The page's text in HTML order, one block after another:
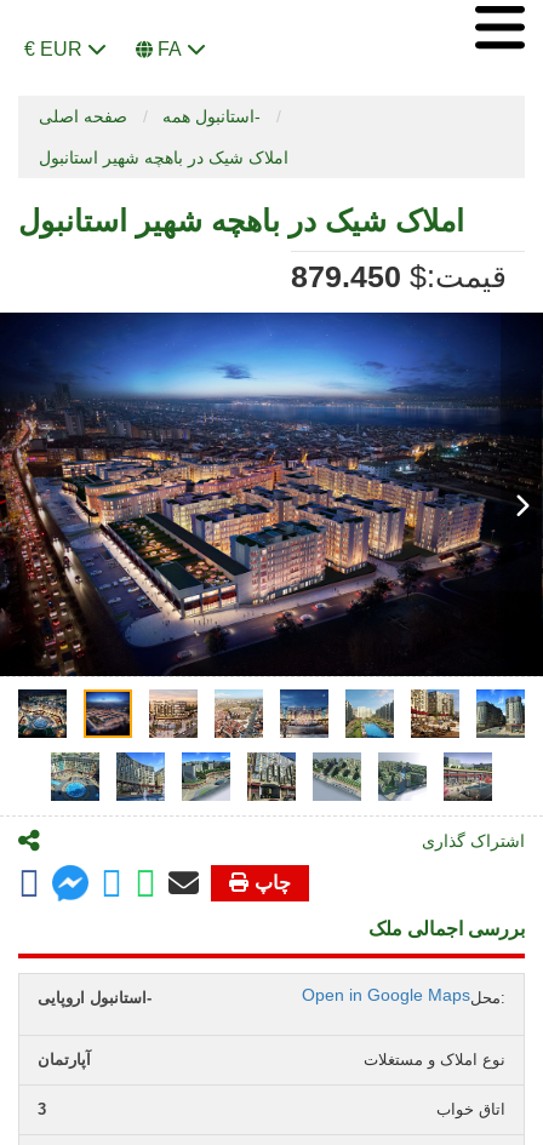
€ EUR FA
صفحه اصلی استانبول همه-
املاک شیک در باهچه شهیر استانبول
املاک شیک در باهچه شهیر استانبول
:قیمت
879.450 $
اشتراک گذاری
چاپ
بررسی اجمالی ملک
محل: استانبول اروپایی- Open in Google Maps
نوع املاک و مستغلات آپارتمان
اتاق خواب 3